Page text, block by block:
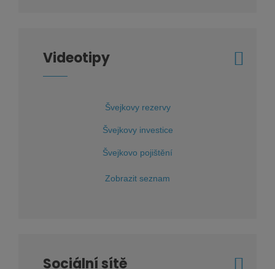
Videotipy
Švejkovy rezervy
Švejkovy investice
Švejkovo pojištění
Zobrazit seznam
Sociální sítě